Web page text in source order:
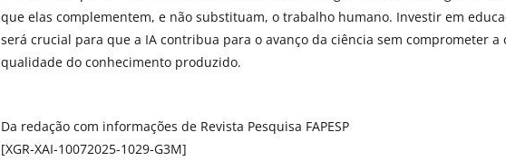
que elas complementem, e não substituam, o trabalho humano. Investir em
será crucial para que a IA contribua para o avanço da ciência sem comprometer a
qualidade do conhecimento produzido.
Da redação com informações de Revista Pesquisa FAPESP
[XGR-XAI-10072025-1029-G3M]